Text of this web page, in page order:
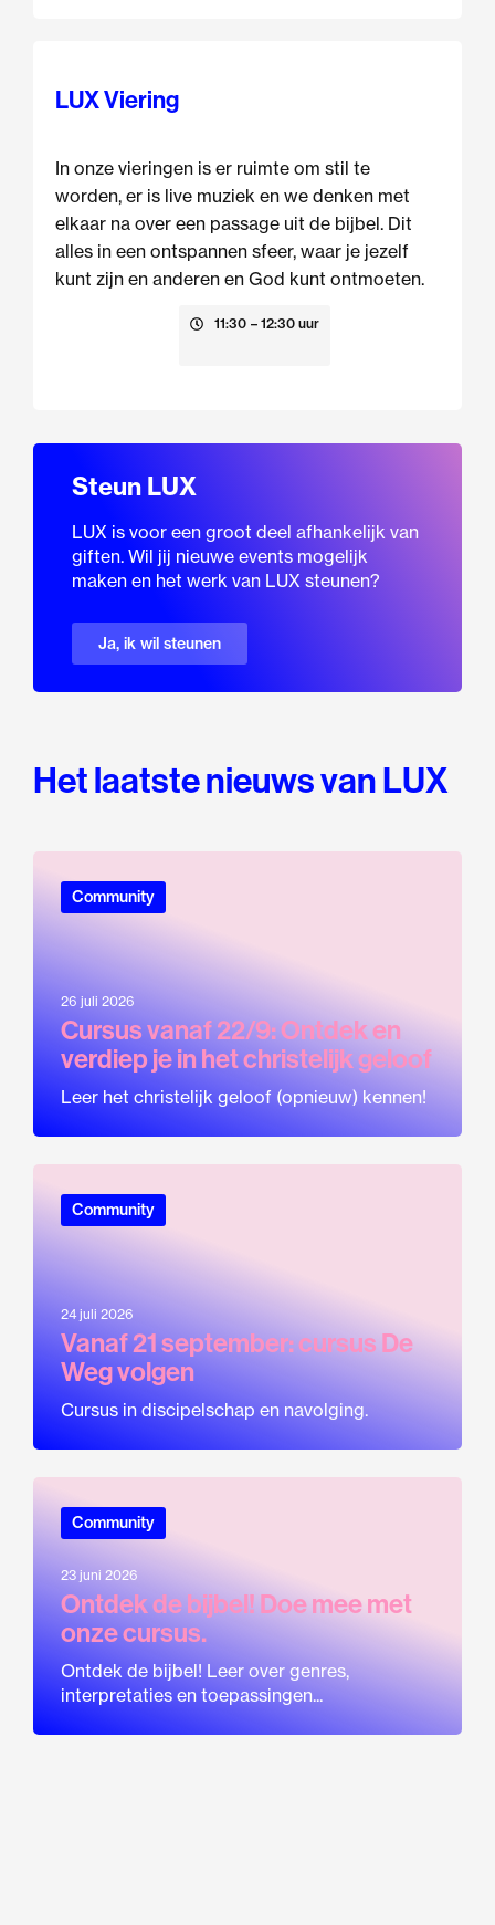
LUX Viering
In onze vieringen is er ruimte om stil te
worden, er is live muziek en we denken met
elkaar na over een passage uit de bijbel. Dit
alles in een ontspannen sfeer, waar je jezelf
kunt zijn en anderen en God kunt ontmoeten.
11:30 – 12:30 uur
Steun LUX
LUX is voor een groot deel afhankelijk van
giften. Wil jij nieuwe events mogelijk
maken en het werk van LUX steunen?
Ja, ik wil steunen
Het laatste nieuws van LUX
Community
26 juli 2026
Cursus vanaf 22/9: Ontdek en
verdiep je in het christelijk geloof
Leer het christelijk geloof (opnieuw) kennen!
Community
24 juli 2026
Vanaf 21 september: cursus De
Weg volgen
Cursus in discipelschap en navolging.
Community
23 juni 2026
Ontdek de bijbel! Doe mee met
onze cursus.
Ontdek de bijbel! Leer over genres,
interpretaties en toepassingen...